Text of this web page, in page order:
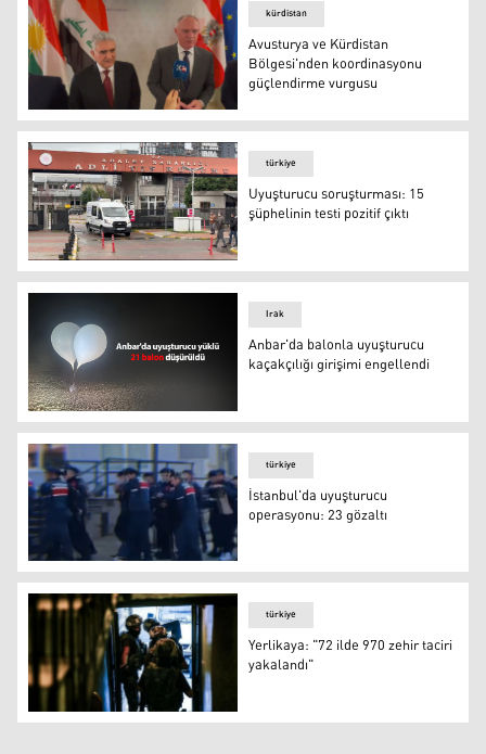
Avusturya ve Kürdistan Bölgesi'nden koordinasyonu
kürdistan
Avusturya ve Kürdistan
Bölgesi'nden koordinasyonu
güçlendirme vurgusu
Uyuşturucu soruşturması: 15 şüphelinin testi pozitif
türkiye
Uyuşturucu soruşturması: 15
şüphelinin testi pozitif çıktı
Anbar'da balonla uyuşturucu kaçakçılığı girişimi
Irak
Anbar'da balonla uyuşturucu
kaçakçılığı girişimi engellendi
İstanbul'da uyuşturucu operasyonu: 23 gözaltı
türkiye
İstanbul'da uyuşturucu
operasyonu: 23 gözaltı
Yerlikaya: "72 ilde 970 zehir taciri yakalandı"
türkiye
Yerlikaya: "72 ilde 970 zehir taciri
yakalandı"